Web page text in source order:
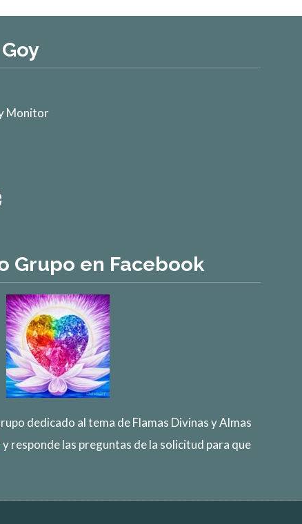
Monitor
Grupo en Facebook
dedicado al tema de Flamas Divinas y Almas
y responde las preguntas de la solicitud para que